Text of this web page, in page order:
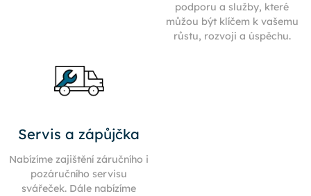
podporu a služby, které
můžou být klíčem k vašemu
růstu, rozvoji a úspěchu.
Servis a zápůjčka
Nabízíme zajištění záručního i
pozáručního servisu
svářeček. Dále nabízíme